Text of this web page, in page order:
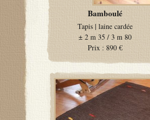
Bamboulé
Tapis | laine cardée
± 2 m 35 / 3 m 80
Prix : 890 €